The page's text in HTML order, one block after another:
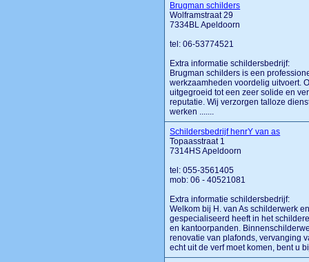
Brugman schilders
Wolframstraat 29
7334BL Apeldoorn
tel: 06-53774521
Extra informatie schildersbedrijf:
Brugman schilders is een
werkzaamheden voordelig uitvoert.
uitgegroeid tot een zeer solide en
reputatie. Wij verzorgen talloze
werken .......
Schildersbedrijf henrY van as
Topaasstraat 1
7314HS Apeldoorn
tel: 055-3561405
mob: 06 - 40521081
Extra informatie schildersbedrijf:
Welkom bij H. van As schilderwerk
gespecialiseerd heeft in het
en kantoorpanden.
renovatie van plafonds, vervanging
echt uit de verf moet komen, bent u